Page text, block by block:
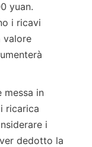
yuan.
i ricavi
valore
messa in
ricarica
i
dedotto la